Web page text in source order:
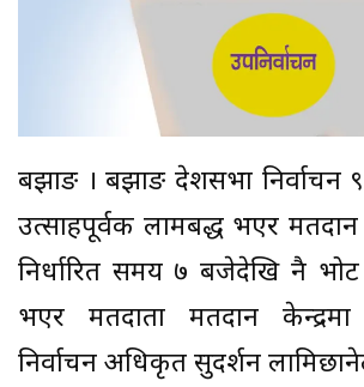
बझाङ । बझाङ प्रदेशसभा निर्वाचन
उत्साहपूर्वक लामबद्ध भएर
निर्धारित समय ७ बजेदेखि नै भोट
भएर मतदाता मतदान
निर्वाचन अधिकृत सुदर्शन